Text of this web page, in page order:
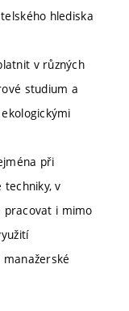
hlediska
v různých
studium a
při
techniky, v
pracovat i mimo